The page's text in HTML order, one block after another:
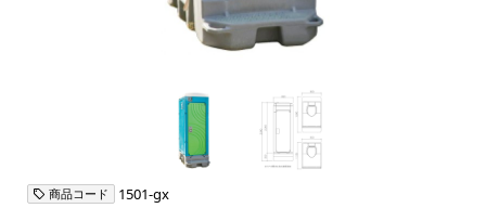
商品コード 1501-gx